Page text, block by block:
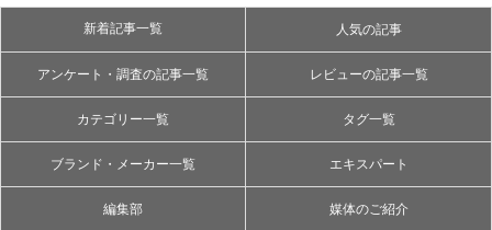
新着記事一覧 人気の記事
アンケート・調査の記事一覧 レビューの記事一覧
カテゴリー一覧 タグ一覧
ブランド・メーカー一覧 エキスパート
編集部 媒体のご紹介